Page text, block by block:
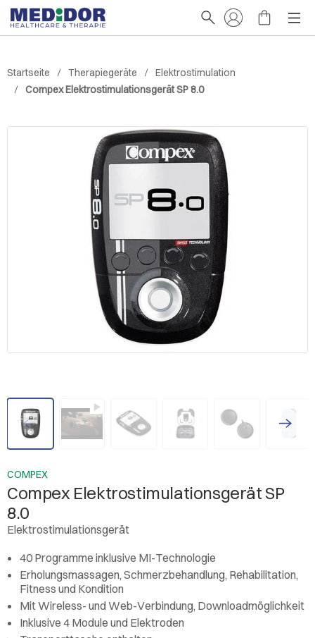
Startseite Therapiegeräte
Elektrostimulation
Compex Elektrostimulationsgerät SP 8.0
COMPEX
Compex Elektrostimulationsgerät SP
8.0
Elektrostimulationsgerät
40 Programme inklusive MI-Technologie
Erholungsmassagen, Schmerzbehandlung, Rehabilitation,
Fitness und Kondition
Mit Wireless- und Web-Verbindung, Downloadmöglichkeit
Inklusive 4 Module und Elektroden